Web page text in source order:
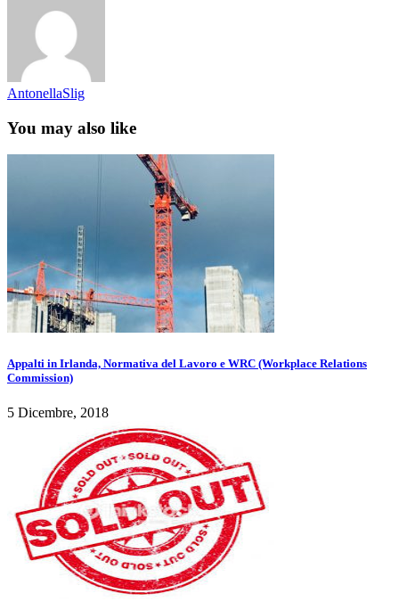
AntonellaSlig
You may also like
Appalti in Irlanda, Normativa del Lavoro e WRC (Workplace Relations
Commission)
5 Dicembre, 2018